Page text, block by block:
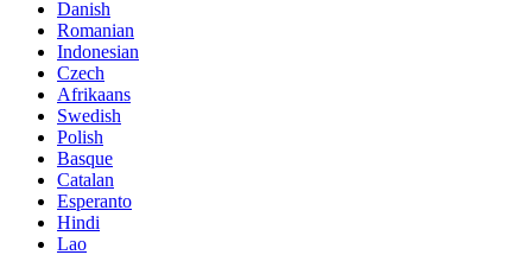
Danish
Romanian
Indonesian
Czech
Afrikaans
Swedish
Polish
Basque
Catalan
Esperanto
Hindi
Lao